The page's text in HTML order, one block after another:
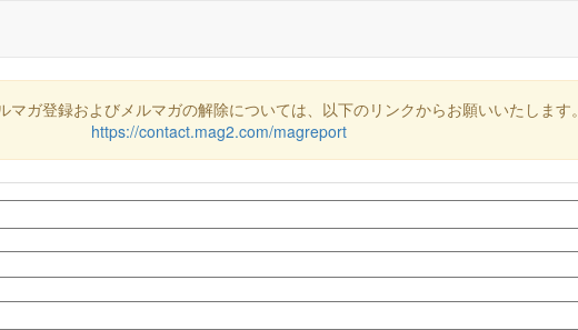
マガ登録およびメルマガの解除については、以下のリンクからお願いいたします。
https://contact.mag2.com/magreport